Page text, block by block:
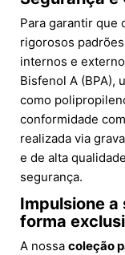
Para garantir que
rigorosos
internos e
Bisfenol A (BPA),
como
conformidade
realizada via
e de alta
segurança.
Impulsione
forma
A nossa coleção